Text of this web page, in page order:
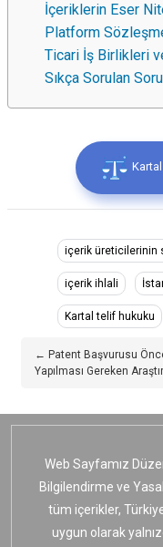
İçeriklerin Eser
Platform
Ticari İş Birlikleri
Sıkça Sorulan
içerik üreticilerinin
içerik ihlali
Kartal telif hukuku
← Patent Başvurusu
Yapılması Gereken
Web Sayfamız
Bilgilendirme ve
tüm içerikler,
uygun olarak